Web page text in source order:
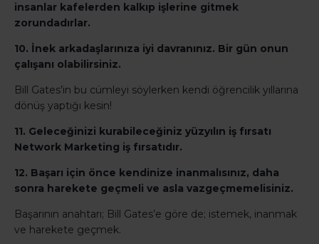
insanlar kafelerden kalkıp işlerine gitmek
zorundadırlar.
10. İnek arkadaşlarınıza iyi davranınız. Bir gün onun
çalışanı olabilirsiniz.
Bill Gates’in bu cümleyi söylerken kendi öğrencilik yıllarına
dönüş yaptığı kesin!
11. Geleceğinizi kurabileceğiniz yüzyılın iş fırsatı
Network Marketing iş fırsatıdır.
12. Başarı için önce kendinize inanmalısınız, daha
sonra harekete geçmeli ve asla vazgeçmemelisiniz.
Başarının anahtarı; Bill Gates’e göre de; istemek, inanmak
ve harekete geçmek.